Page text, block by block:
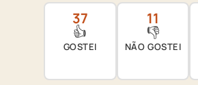
37
👍
GOSTEI
11
👎
NÃO GOSTEI